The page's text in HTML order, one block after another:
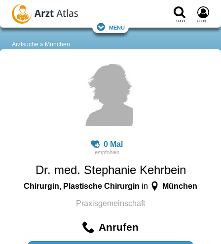
Suche Login
Menü
Arztsuche München
0 Mal
Dr. med. Stephanie Kehrbein
Chirurgin, Plastische Chirurgin in München
Praxisgemeinschaft
Anrufen